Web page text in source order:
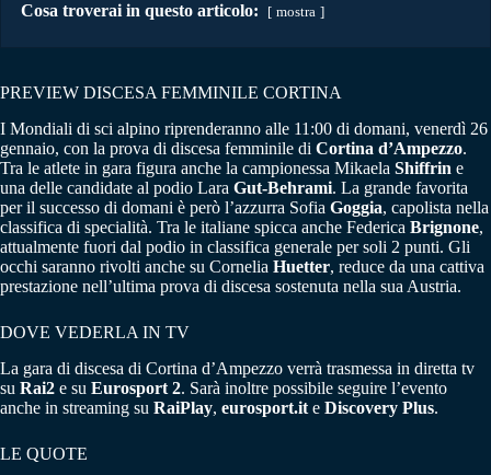
Cosa troverai in questo articolo: mostra
PREVIEW DISCESA FEMMINILE CORTINA
I Mondiali di sci alpino riprenderanno alle 11:00 di domani, venerdì 26
gennaio, con la prova di discesa femminile di Cortina d’Ampezzo.
Tra le atlete in gara figura anche la campionessa Mikaela Shiffrin e
una delle candidate al podio Lara Gut-Behrami. La grande favorita
per il successo di domani è però l’azzurra Sofia Goggia, capolista nella
classifica di specialità. Tra le italiane spicca anche Federica Brignone,
attualmente fuori dal podio in classifica generale per soli 2 punti. Gli
occhi saranno rivolti anche su Cornelia Huetter, reduce da una cattiva
prestazione nell’ultima prova di discesa sostenuta nella sua Austria.
DOVE VEDERLA IN TV
La gara di discesa di Cortina d’Ampezzo verrà trasmessa in diretta tv
su Rai2 e su Eurosport 2. Sarà inoltre possibile seguire l’evento
anche in streaming su RaiPlay, eurosport.it e Discovery Plus.
LE QUOTE